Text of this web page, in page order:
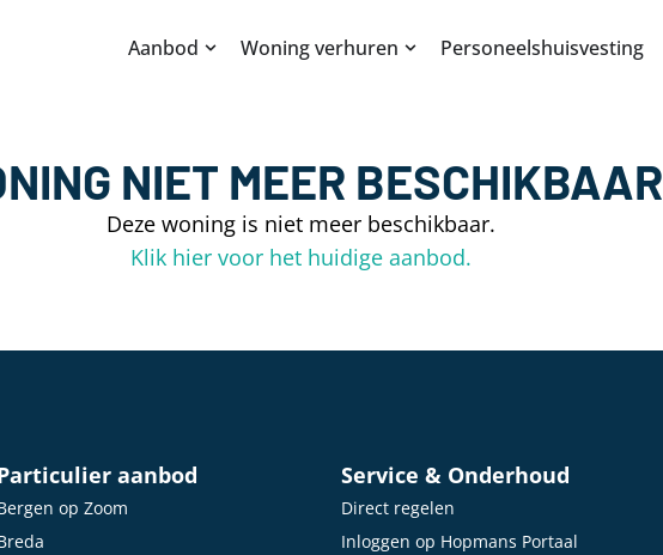
Aanbod Woning verhuren Personeelshuisvesting
NIET MEER BESCHIKBAAR
Deze woning is niet meer beschikbaar.
Klik hier voor het huidige aanbod.
aanbod
op Zoom
Service & Onderhoud
Direct regelen
Inloggen op Hopmans Portaal